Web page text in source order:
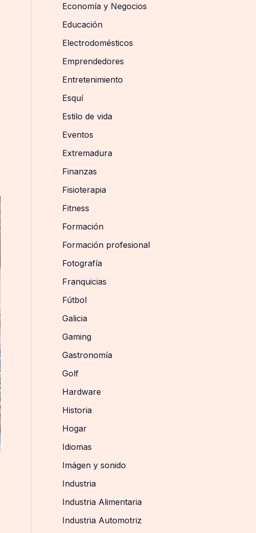
Economía y Negocios
Educación
Electrodomésticos
Emprendedores
Entretenimiento
Esquí
Estilo de vida
Eventos
Extremadura
Finanzas
Fisioterapia
Fitness
Formación
Formación profesional
Fotografía
Franquicias
Fútbol
Galicia
Gaming
Gastronomía
Golf
Hardware
Historia
Hogar
Idiomas
Imágen y sonido
Industria
Industria Alimentaria
Industria Automotriz